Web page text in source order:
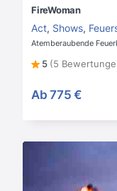
FireWoman
Act, Shows,
Atemberaubende
5 (5
Ab 775 €